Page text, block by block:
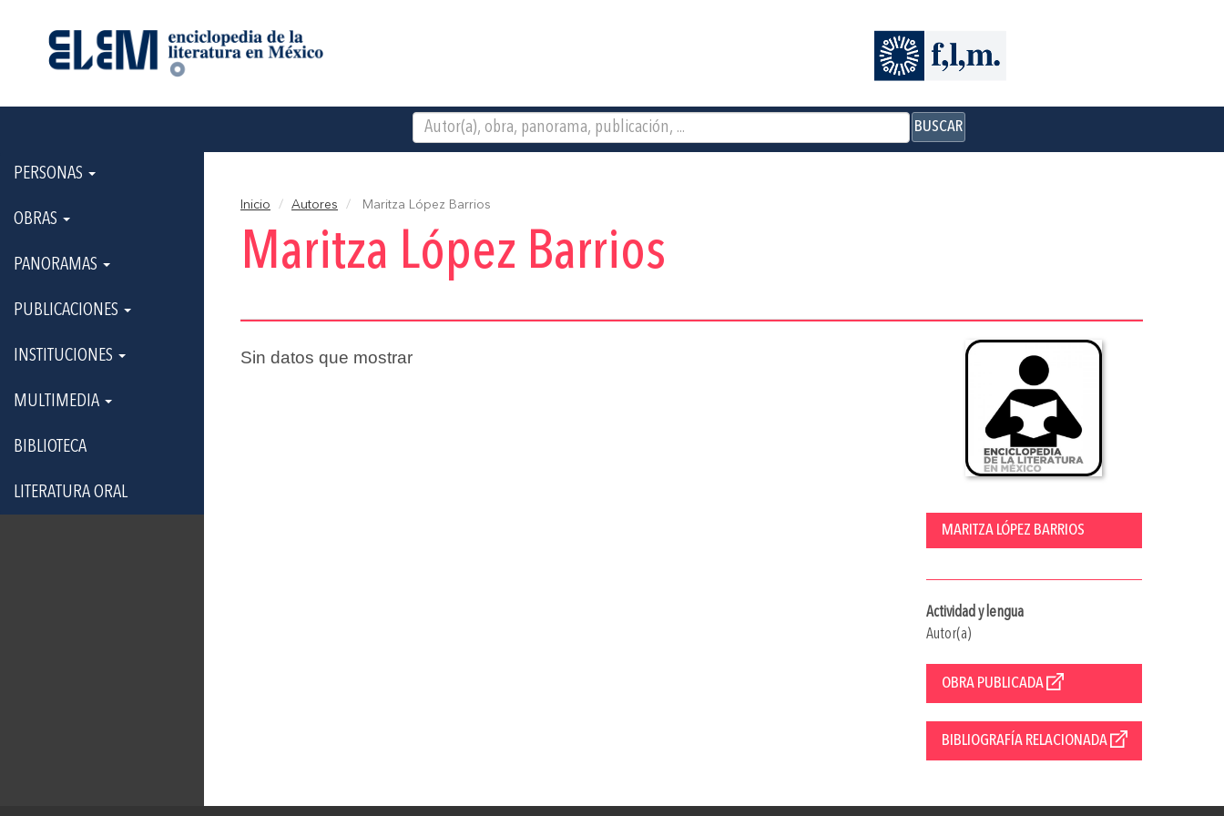
BUSCAR
PERSONAS
OBRAS
PANORAMAS
PUBLICACIONES
INSTITUCIONES
MULTIMEDIA
BIBLIOTECA
LITERATURA ORAL
Inicio Autores Maritza López Barrios
Maritza López Barrios
MARITZA LÓPEZ BARRIOS
Actividad y lengua
Autor(a)
OBRA PUBLICADA
BIBLIOGRAFÍA RELACIONADA
Sin datos que mostrar